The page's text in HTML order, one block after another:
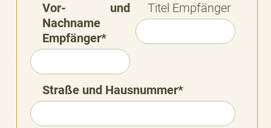
Vor- und
Nachname
Empfänger*
Titel Empfänger
Straße und Hausnummer*